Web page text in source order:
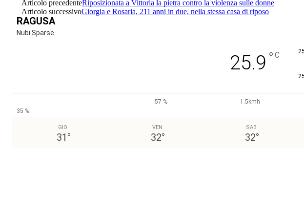
Articolo precedenteRiposizionata a Vittoria la pietra contro la violenza sulle donne
Articolo successivoGiorgia e Rosaria, 211 anni in due, nella stessa casa di riposo
RAGUSA
Nubi Sparse
25.9 ° C
57 %
1.5kmh
35 %
GIO
31 °
VEN
32°
SAB
32°